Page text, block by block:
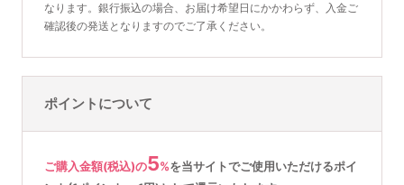
なります。銀行振込の場合、お届け希望日にかかわらず、入金ご
確認後の発送となりますのでご了承ください。
ポイントについて
ご購入金額(税込)の5%を当サイトでご使用いただけるポイ